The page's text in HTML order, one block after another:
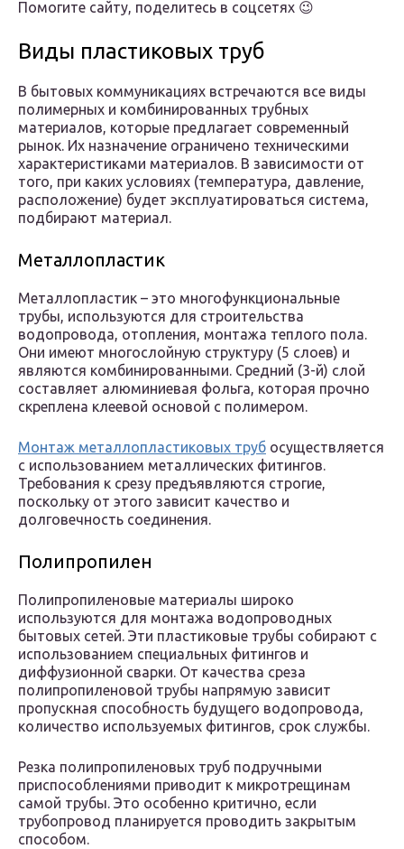
Помогите сайту, поделитесь в соцсетях 😉
Виды пластиковых труб
В бытовых коммуникациях встречаются все виды
полимерных и комбинированных трубных
материалов, которые предлагает современный
рынок. Их назначение ограничено техническими
характеристиками материалов. В зависимости от
того, при каких условиях (температура, давление,
расположение) будет эксплуатироваться система,
подбирают материал.
Металлопластик
Металлопластик – это многофункциональные
трубы, используются для строительства
водопровода, отопления, монтажа теплого пола.
Они имеют многослойную структуру (5 слоев) и
являются комбинированными. Средний (3-й) слой
составляет алюминиевая фольга, которая прочно
скреплена клеевой основой с полимером.
Монтаж металлопластиковых труб осуществляется
с использованием металлических фитингов.
Требования к срезу предъявляются строгие,
поскольку от этого зависит качество и
долговечность соединения.
Полипропилен
Полипропиленовые материалы широко
используются для монтажа водопроводных
бытовых сетей. Эти пластиковые трубы собирают с
использованием специальных фитингов и
диффузионной сварки. От качества среза
полипропиленовой трубы напрямую зависит
пропускная способность будущего водопровода,
количество используемых фитингов, срок службы.
Резка полипропиленовых труб подручными
приспособлениями приводит к микротрещинам
самой трубы. Это особенно критично, если
трубопровод планируется проводить закрытым
способом.